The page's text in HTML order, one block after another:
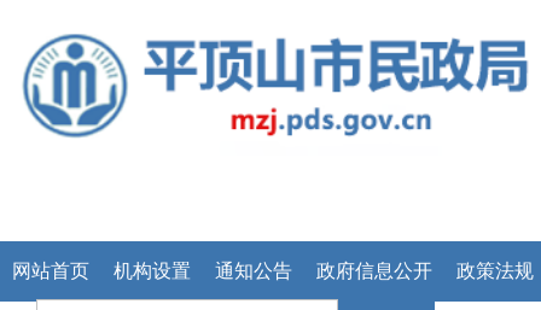
网站首页 机构设置 通知公告 政府信息公开 政策法规